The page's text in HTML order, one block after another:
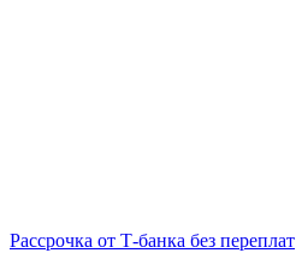
Рассрочка от Т-банка без переплат